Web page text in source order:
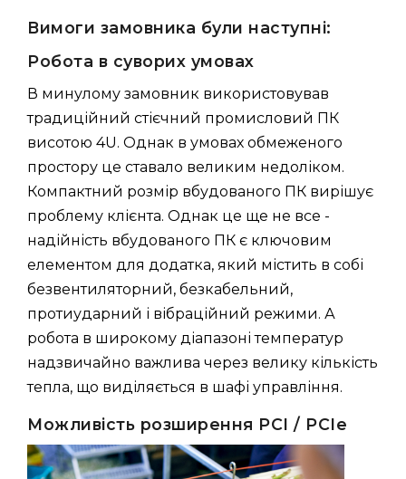
Вимоги замовника були наступні:
Робота в суворих умовах
В минулому замовник використовував
традиційний стієчний промисловий ПК
висотою 4U. Однак в умовах обмеженого
простору це ставало великим недоліком.
Компактний розмір вбудованого ПК вирішує
проблему клієнта. Однак це ще не все -
надійність вбудованого ПК є ключовим
елементом для додатка, який містить в собі
безвентиляторний, безкабельний,
протиударний і вібраційний режими. А
робота в широкому діапазоні температур
надзвичайно важлива через велику кількість
тепла, що виділяється в шафі управління.
Можливість розширення PCI / PCIe